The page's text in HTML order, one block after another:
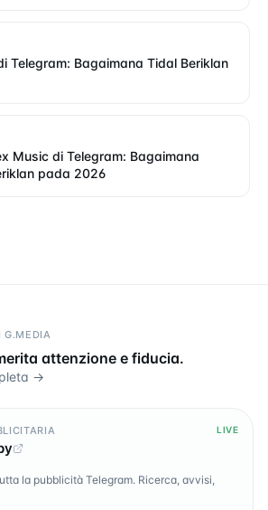
Telegram: Bagaimana Tidal Beriklan
Music di Telegram: Bagaimana
pada 2026
G.MEDIA
attenzione e fiducia.
→
LIVE
la pubblicità Telegram. Ricerca, avvisi,